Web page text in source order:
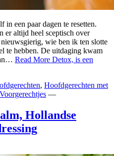
een paar dagen te resetten.
er altijd heel sceptisch over
wie ben ik ten slotte
te hebben. De uitdaging kwam
Read More Detox, is een
, Hoofdgerechten met
Voorgerechtjes —
Hollandse